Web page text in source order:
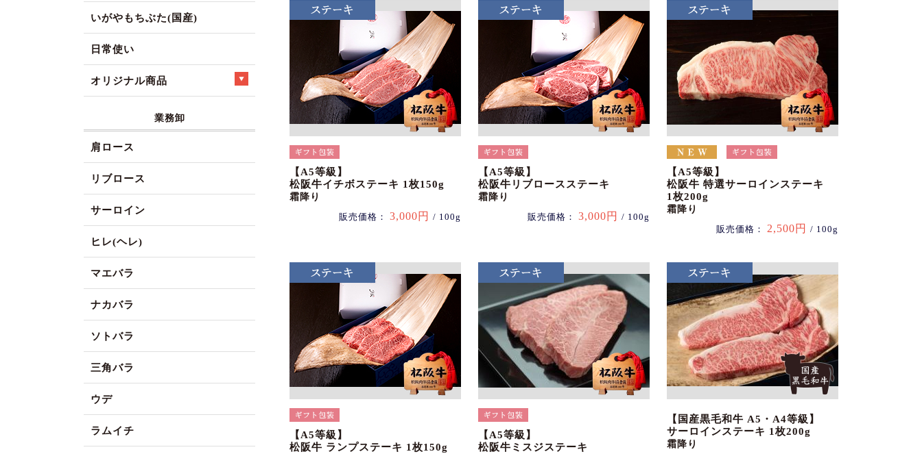
【A5等級】
松阪牛イチボステーキ 1枚150g
霜降り
販売価格： 3,000円 / 100g
【A5等級】
松阪牛リブロースステーキ
霜降り
販売価格： 3,000円 / 100g
【A5等級】
松阪牛 特選サーロインステーキ
1枚200g
霜降り
販売価格： 2,500円 / 100g
【A5等級】
松阪牛 ランプステーキ 1枚150g
【A5等級】
松阪牛ミスジステーキ
【国産黒毛和牛 A5・A4等級】
サーロインステーキ 1枚200g
霜降り
いがやもちぶた(国産)
日常使い
オリジナル商品
業務卸
肩ロース
リブロース
サーロイン
ヒレ(ヘレ)
マエバラ
ナカバラ
ソトバラ
三角バラ
ウデ
ラムイチ